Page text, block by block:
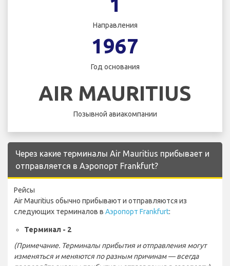
Направления
1967
Год основания
AIR MAURITIUS
Позывной авиакомпании
Через какие терминалы Air Mauritius прибывает и
отправляется в Аэропорт Frankfurt?
Рейсы
Air Mauritius обычно прибывают и отправляются из
следующих терминалов в Аэропорт Frankfurt:
Терминал - 2
(Примечание. Терминалы прибытия и отправления могут
изменяться и меняются по разным причинам — всегда